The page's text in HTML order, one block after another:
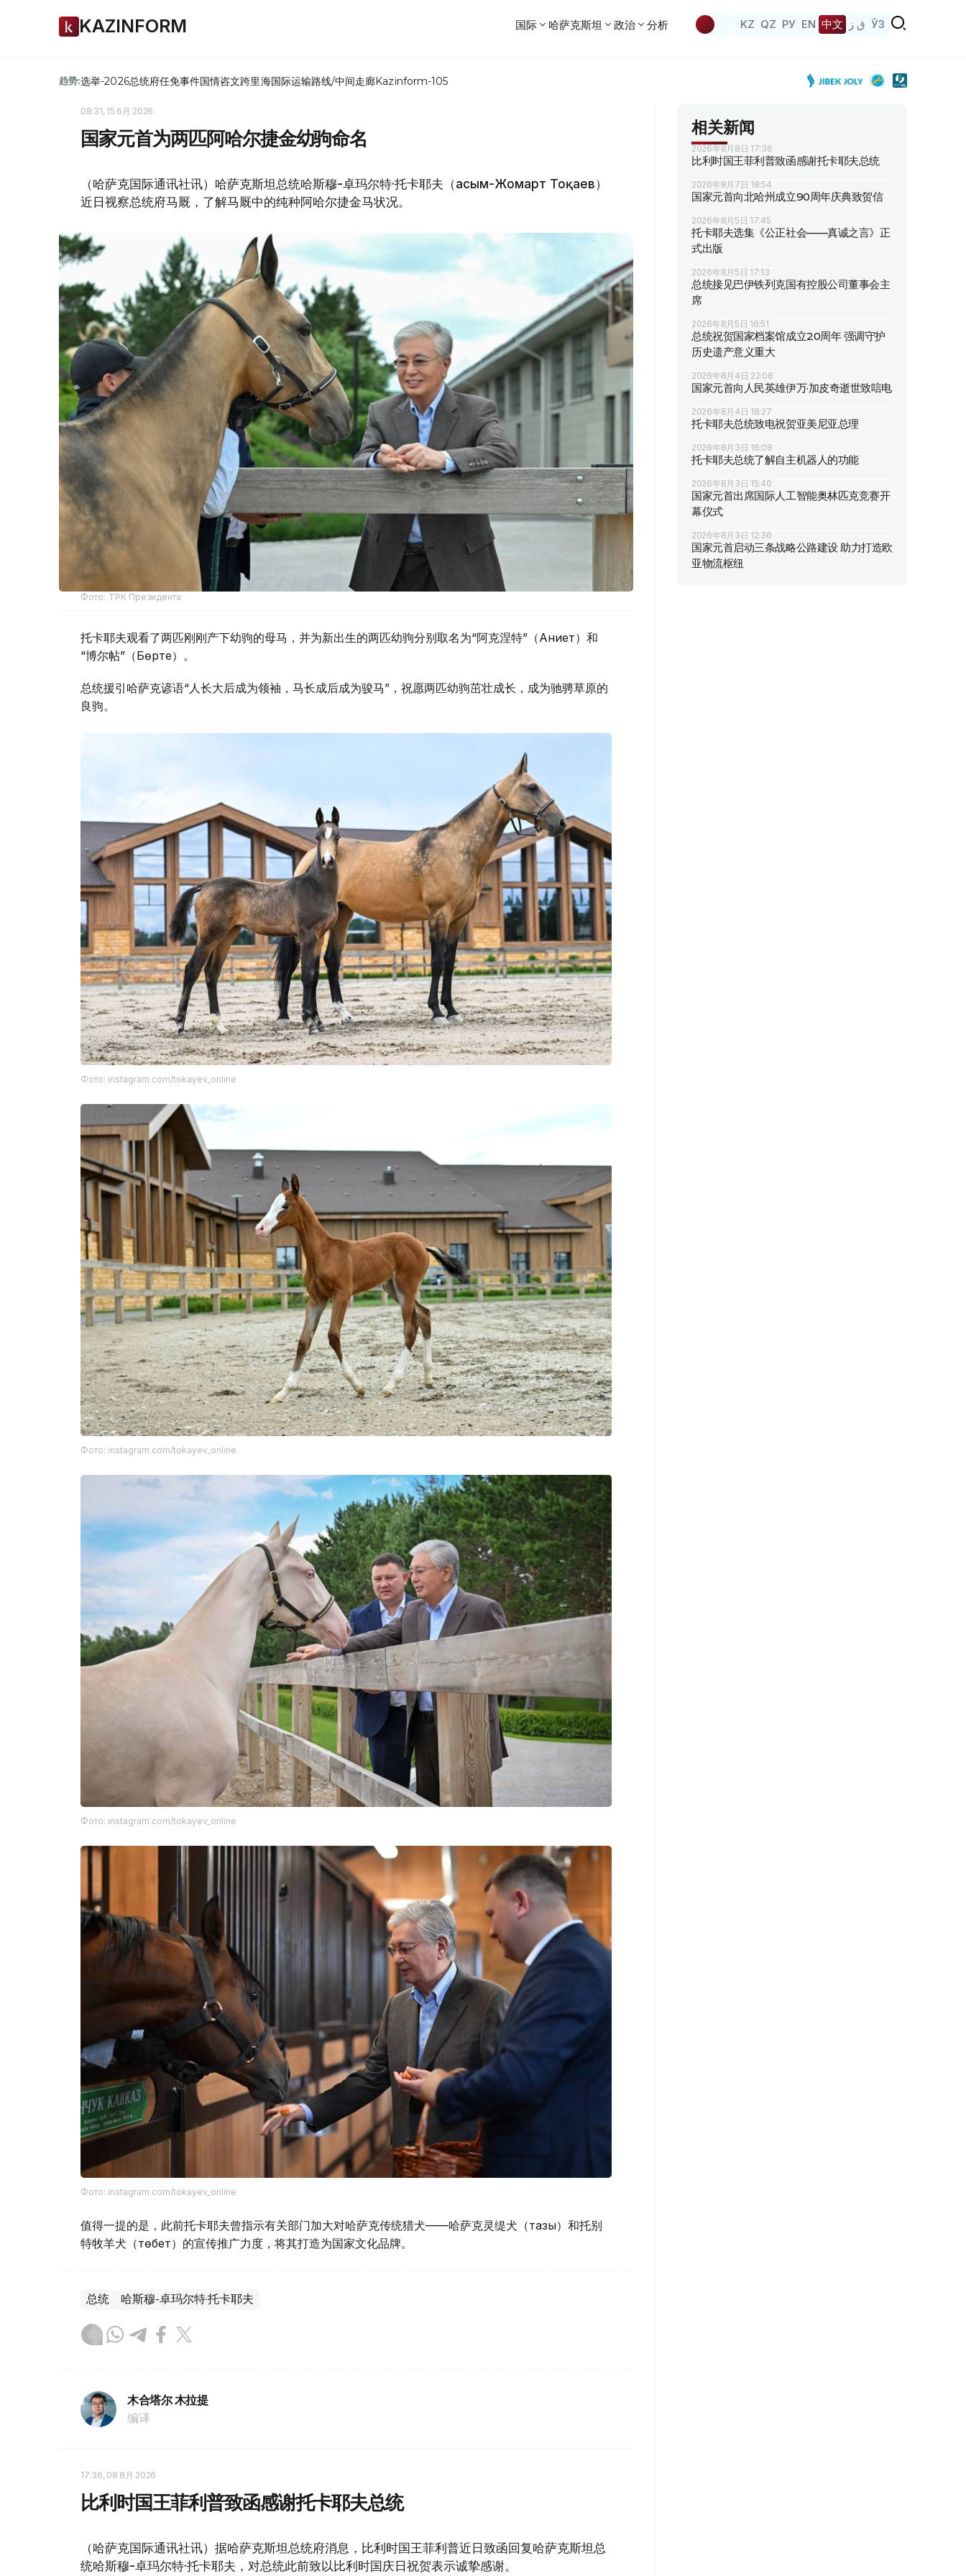
KAZINFORM 国际 哈萨克斯坦 政治 分析 KZ QZ РУ EN 中文 ق ز ЎЗ
趋势:选举-2026总统府任免事件国情咨文跨里海国际运输路线/中间走廊Kazinform-105
08:31, 15 6月 2026
国家元首为两匹阿哈尔捷金幼驹命名
（哈萨克国际通讯社讯）哈萨克斯坦总统哈斯穆-卓玛尔特·托卡耶夫（Қасым-Жомарт Тоқаев）
近日视察总统府马厩，了解马厩中的纯种阿哈尔捷金马状况。
Фото: ТРК Президента
托卡耶夫观看了两匹刚刚产下幼驹的母马，并为新出生的两匹幼驹分别取名为“阿克涅特”（Ақниет）和
“博尔帖”（Бөрте）。
总统援引哈萨克谚语“人长大后成为领袖，马长成后成为骏马”，祝愿两匹幼驹茁壮成长，成为驰骋草原的
良驹。
Фото: instagram.com/tokayev_online
Фото: instagram.com/tokayev_online
Фото: instagram.com/tokayev_online
Фото: instagram.com/tokayev_online
值得一提的是，此前托卡耶夫曾指示有关部门加大对哈萨克传统猎犬——哈萨克灵缇犬（тазы）和托别
特牧羊犬（төбет）的宣传推广力度，将其打造为国家文化品牌。
总统 哈斯穆-卓玛尔特·托卡耶夫
木合塔尔 木拉提
编译
17:36, 08 8月 2026
比利时国王菲利普致函感谢托卡耶夫总统
（哈萨克国际通讯社讯）据哈萨克斯坦总统府消息，比利时国王菲利普近日致函回复哈萨克斯坦总
统哈斯穆-卓玛尔特·托卡耶夫，对总统此前致以比利时国庆日祝贺表示诚挚感谢。
相关新闻
2026年8月8日 17:36
比利时国王菲利普致函感谢托卡耶夫总统
2026年8月7日 18:54
国家元首向北哈州成立90周年庆典致贺信
2026年8月5日 17:45
托卡耶夫选集《公正社会——真诚之言》正
式出版
2026年8月5日 17:13
总统接见巴伊铁列克国有控股公司董事会主
席
2026年8月5日 16:51
总统祝贺国家档案馆成立20周年 强调守护
历史遗产意义重大
2026年8月4日 22:08
国家元首向人民英雄伊万·加皮奇逝世致唁电
2026年8月4日 18:27
托卡耶夫总统致电祝贺亚美尼亚总理
2026年8月3日 16:08
托卡耶夫总统了解自主机器人的功能
2026年8月3日 15:40
国家元首出席国际人工智能奥林匹克竞赛开
幕仪式
2026年8月3日 12:36
国家元首启动三条战略公路建设 助力打造欧
亚物流枢纽